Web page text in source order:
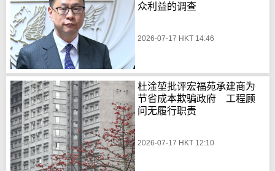
众利益的调查
2026-07-17 HKT 14:46
杜淦堃批评宏福苑承建商为
节省成本欺骗政府 工程顾
问无履行职责
2026-07-17 HKT 12:10